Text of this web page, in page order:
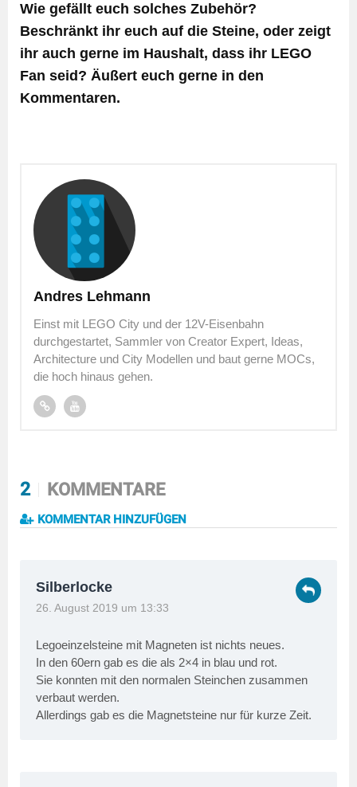
Wie gefällt euch solches Zubehör?
Beschränkt ihr euch auf die Steine, oder zeigt
ihr auch gerne im Haushalt, dass ihr LEGO
Fan seid? Äußert euch gerne in den
Kommentaren.
Andres Lehmann
Einst mit LEGO City und der 12V-Eisenbahn
durchgestartet, Sammler von Creator Expert, Ideas,
Architecture und City Modellen und baut gerne MOCs,
die hoch hinaus gehen.
2 KOMMENTARE
KOMMENTAR HINZUFÜGEN
Silberlocke
26. August 2019 um 13:33
Legoeinzelsteine mit Magneten ist nichts neues.
In den 60ern gab es die als 2×4 in blau und rot.
Sie konnten mit den normalen Steinchen zusammen
verbaut werden.
Allerdings gab es die Magnetsteine nur für kurze Zeit.